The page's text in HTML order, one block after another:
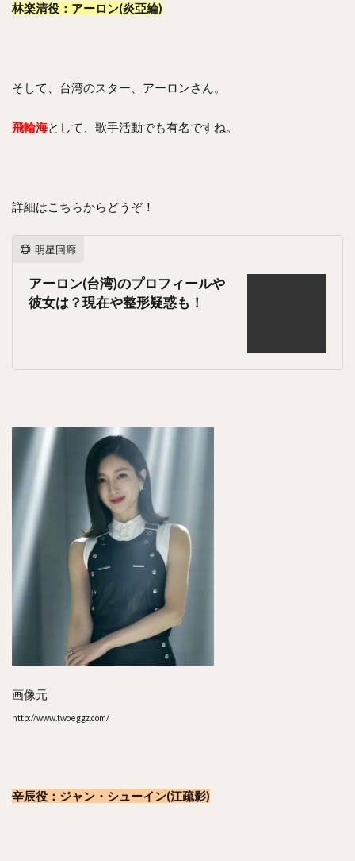
林楽清役：アーロン(炎亞綸)
そして、台湾のスター、アーロンさん。
飛輪海として、歌手活動でも有名ですね。
詳細はこちらからどうぞ！
明星回廊
アーロン(台湾)のプロフィールや
彼女は？現在や整形疑惑も！
画像元
http://www.twoeggz.com/
辛辰役：ジャン・シューイン(江疏影)